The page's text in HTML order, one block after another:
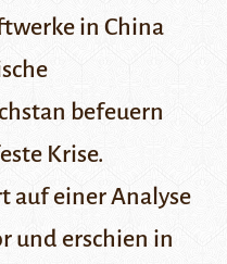
in China
befeuern
Krise.
auf einer Analyse
und erschien in